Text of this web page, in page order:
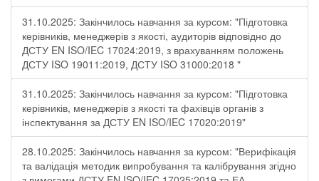
31.10.2025: Закінчилось навчання за курсом: "Підготовка
керівників, менеджерів з якості, аудиторів відповідно до
ДСТУ EN ISO/IEC 17024:2019, з врахуванням положень
ДСТУ ISO 19011:2019, ДСТУ ISO 31000:2018 "
31.10.2025: Закінчилось навчання за курсом: "Підготовка
керівників, менеджерів з якості та фахівців органів з
інспектування за ДСТУ EN ISO/IEC 17020:2019"
28.10.2025: Закінчилось навчання за курсом: "Верифікація
та валідація методик випробування та калібрування згідно